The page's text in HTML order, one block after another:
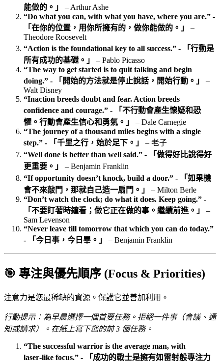
能做的。」
– Arthur Ashe
“Do what you can, with what you have, where you are.” -
「在你的位置，用你所擁有的，做你能做的。」
–
Theodore Roosevelt
“Action is the foundational key to all success.” - 「行動是
所有成功的基礎。」
– Pablo Picasso
“The way to get started is to quit talking and begin
doing.” - 「開始的方法就是停止說話，開始行動。」
–
Walt Disney
“Inaction breeds doubt and fear. Action breeds
confidence and courage.” - 「不行動會產生懷疑和恐
懼。行動會產生信心和勇氣。」
– Dale Carnegie
“The journey of a thousand miles begins with a single
step.” - 「千里之行，始於足下。」
– 老子
“Well done is better than well said.” - 「做得好比說得好
更重要。」
– Benjamin Franklin
“If opportunity doesn’t knock, build a door.” - 「如果機
會不來敲門，那就自己造一扇門。」
– Milton Berle
“Don’t watch the clock; do what it does. Keep going.” -
「不要盯著時鐘看；做它正在做的事。繼續前進。」
–
Sam Levenson
“Never leave till tomorrow that which you can do today.”
- 「今日事，今日畢。」
– Benjamin Franklin
🎯 專注與優先順序 (Focus & Priorities)
注意力是您最稀缺的資源。保護它並善加利用。
行動提示：為早晨選擇一個首要任務。拒絕一件事（會議、通
知或請求）。在紙上寫下您的前 3 個任務。
“The successful warrior is the average man, with
laser‑like focus.” - 「成功的戰士是擁有如雷射般專注力